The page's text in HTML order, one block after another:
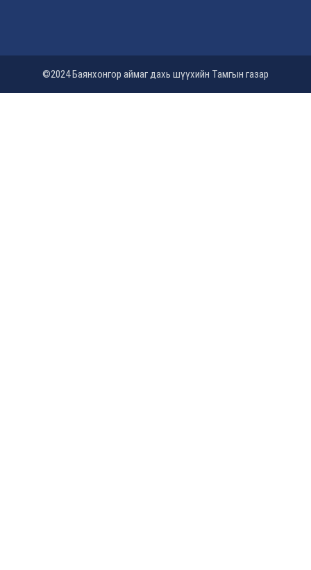
©2024 Баянхонгор аймаг дахь шүүхийн Тамгын газар